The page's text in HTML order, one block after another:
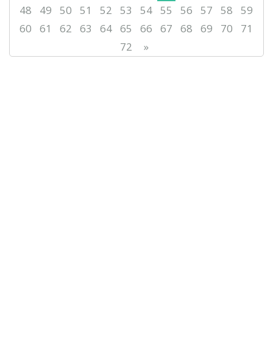
48
49 50 51 52 53 54 55 56 57 58
59
60
61 62 63 64 65 66 67 68 69 70
71
72
»